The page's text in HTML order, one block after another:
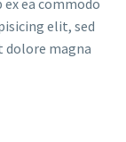
ea commodo
elit, sed
dolore magna